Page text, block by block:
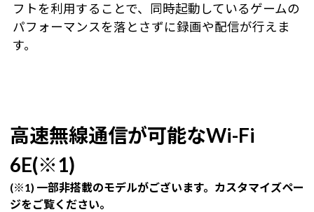
フトを利用することで、同時起動しているゲームの
パフォーマンスを落とさずに録画や配信が行えま
す。
高速無線通信が可能なWi-Fi
6E(※1)
(※1) 一部非搭載のモデルがございます。カスタマイズペー
ジをご覧ください。